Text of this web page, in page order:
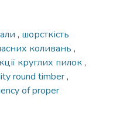
, шорсткість
коливань ,
круглих пилок,
round timber,
of proper